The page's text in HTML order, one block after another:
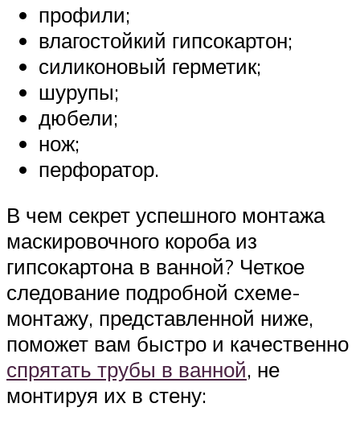
профили;
влагостойкий гипсокартон;
силиконовый герметик;
шурупы;
дюбели;
нож;
перфоратор.
В чем секрет успешного монтажа
маскировочного короба из
гипсокартона в ванной? Четкое
следование подробной схеме-
монтажу, представленной ниже,
поможет вам быстро и качественно
спрятать трубы в ванной, не
монтируя их в стену: